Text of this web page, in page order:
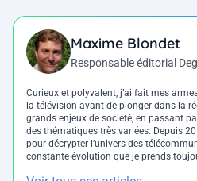
Maxime Blondet
Responsable éditorial
Curieux et polyvalent, j’ai fait mes
la télévision avant de plonger dans la
grands enjeux de société, en passant
des thématiques très variées. Depuis
pour décrypter l’univers des
constante évolution que je prends